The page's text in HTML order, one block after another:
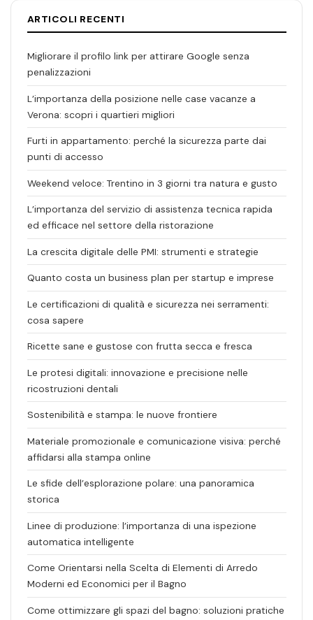
ARTICOLI RECENTI
Migliorare il profilo link per attirare Google senza
penalizzazioni
L’importanza della posizione nelle case vacanze a
Verona: scopri i quartieri migliori
Furti in appartamento: perché la sicurezza parte dai
punti di accesso
Weekend veloce: Trentino in 3 giorni tra natura e gusto
L’importanza del servizio di assistenza tecnica rapida
ed efficace nel settore della ristorazione
La crescita digitale delle PMI: strumenti e strategie
Quanto costa un business plan per startup e imprese
Le certificazioni di qualità e sicurezza nei serramenti:
cosa sapere
Ricette sane e gustose con frutta secca e fresca
Le protesi digitali: innovazione e precisione nelle
ricostruzioni dentali
Sostenibilità e stampa: le nuove frontiere
Materiale promozionale e comunicazione visiva: perché
affidarsi alla stampa online
Le sfide dell’esplorazione polare: una panoramica
storica
Linee di produzione: l’importanza di una ispezione
automatica intelligente
Come Orientarsi nella Scelta di Elementi di Arredo
Moderni ed Economici per il Bagno
Come ottimizzare gli spazi del bagno: soluzioni pratiche